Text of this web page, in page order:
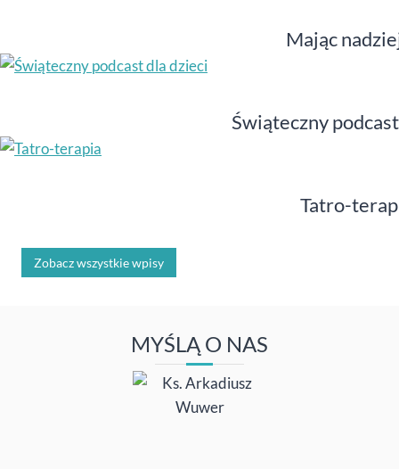
Mając
Świąteczny
Tatro-
Zobacz wszystkie wpisy
MYŚLĄ O NAS